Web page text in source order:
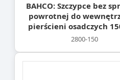
BAHCO: Szczypce bez
powrotnej do
pierścieni osadczych
2800-150